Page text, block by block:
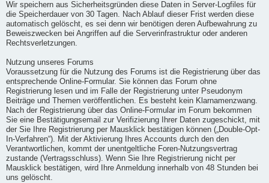
Wir speichern aus Sicherheitsgründen diese Daten in Server-Logfiles für
die Speicherdauer von 30 Tagen. Nach Ablauf dieser Frist werden diese
automatisch gelöscht, es sei denn wir benötigen deren Aufbewahrung zu
Beweiszwecken bei Angriffen auf die Serverinfrastruktur oder anderen
Rechtsverletzungen.
Nutzung unseres Forums
Voraussetzung für die Nutzung des Forums ist die Registrierung über das
entsprechende Online-Formular. Sie können das Forum ohne
Registrierung lesen und im Falle der Registrierung unter Pseudonym
Beiträge und Themen veröffentlichen. Es besteht kein Klarnamenzwang.
Nach der Registrierung über das Online-Formular im Forum bekommen
Sie eine Bestätigungsemail zur Verifizierung Ihrer Daten zugeschickt, mit
der Sie Ihre Registrierung per Mausklick bestätigen können („Double-Opt-
In-Verfahren“). Mit der Aktivierung Ihres Accounts durch den den
Verantwortlichen, kommt der unentgeltliche Foren-Nutzungsvertrag
zustande (Vertragsschluss). Wenn Sie Ihre Registrierung nicht per
Mausklick bestätigen, wird Ihre Anmeldung innerhalb von 48 Stunden bei
uns gelöscht.